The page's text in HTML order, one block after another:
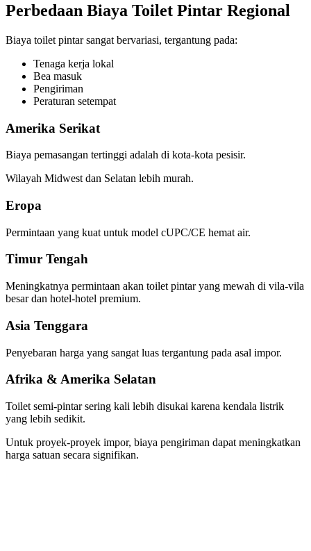
Perbedaan Biaya Toilet Pintar Regional
Biaya toilet pintar sangat bervariasi, tergantung pada:
Tenaga kerja lokal
Bea masuk
Pengiriman
Peraturan setempat
Amerika Serikat
Biaya pemasangan tertinggi adalah di kota-kota pesisir.
Wilayah Midwest dan Selatan lebih murah.
Eropa
Permintaan yang kuat untuk model cUPC/CE hemat air.
Timur Tengah
Meningkatnya permintaan akan toilet pintar yang mewah di vila-vila
besar dan hotel-hotel premium.
Asia Tenggara
Penyebaran harga yang sangat luas tergantung pada asal impor.
Afrika & Amerika Selatan
Toilet semi-pintar sering kali lebih disukai karena kendala listrik
yang lebih sedikit.
Untuk proyek-proyek impor, biaya pengiriman dapat meningkatkan
harga satuan secara signifikan.